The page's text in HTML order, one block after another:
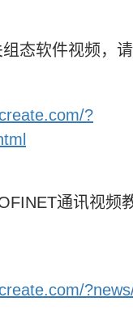
态软件视频，请
?
通讯视频